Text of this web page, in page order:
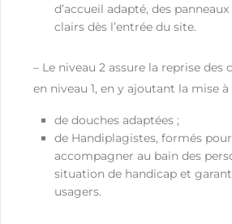
d’accueil adapté, des
clairs dès l’entrée du site.
– Le niveau 2 assure la reprise des
en niveau 1, en y ajoutant la mise
de douches adaptées ;
de Handiplagistes, formés
accompagner au bain des
situation de handicap et
usagers.